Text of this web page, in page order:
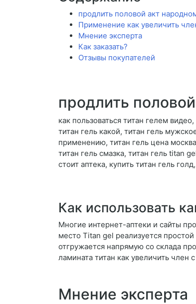
продлить половой акт
Применение как увеличить
Мнение эксперта
Как заказать?
Отзывы покупателей
продлить
как пользоваться титан гелем
титан гель какой, титан гель
применению, титан гель цена
титан гель смазка, титан гель titan
стоит аптека, купить титан гель
Как использовать
Многие интернет-аптеки и сайты
место Titan gel реализуется
отгружается напрямую со склада
ламината титан как увеличить
Мнение эксперта